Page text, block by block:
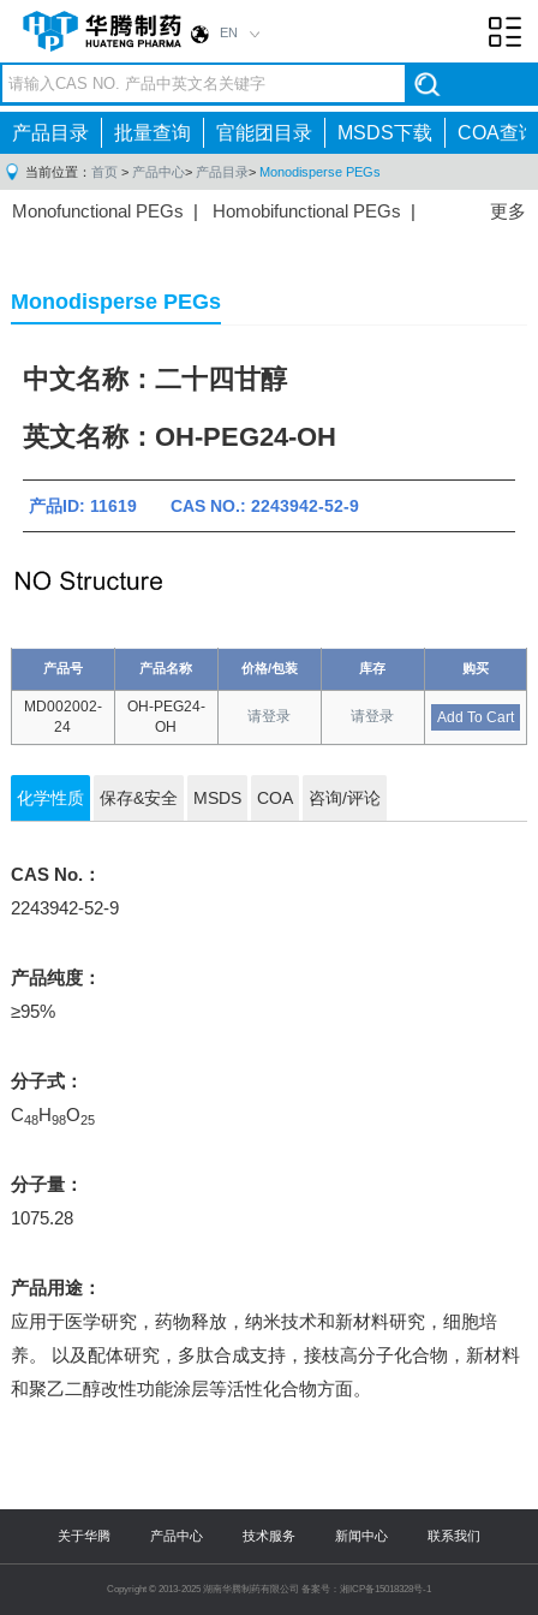
EN
产品目录 批量查询 官能团目录 MSDS下载 COA查询
当前位置： 首页 > 产品中心> 产品目录> Monodisperse PEGs
更多
Monofunctional PEGs | Homobifunctional PEGs |
Monodisperse PEGs
中文名称：二十四甘醇
英文名称：OH-PEG24-OH
产品ID: 11619 CAS NO.: 2243942-52-9
产品号 产品名称 价格/包装 库存 购买
MD002002-
24
OH-PEG24-
OH
请登录 请登录 Add To Cart
化学性质 保存&安全 MSDS COA 咨询/评论
CAS No.：
2243942-52-9
产品纯度：
≥95%
分子式：
C48H98O25
分子量：
1075.28
产品用途：
应用于医学研究，药物释放，纳米技术和新材料研究，细胞培
养。 以及配体研究，多肽合成支持，接枝高分子化合物，新材料
和聚乙二醇改性功能涂层等活性化合物方面。
关于华腾 产品中心 技术服务 新闻中心 联系我们
Copyright © 2013-2025 湖南华腾制药有限公司 备案号：湘ICP备15018328号-1